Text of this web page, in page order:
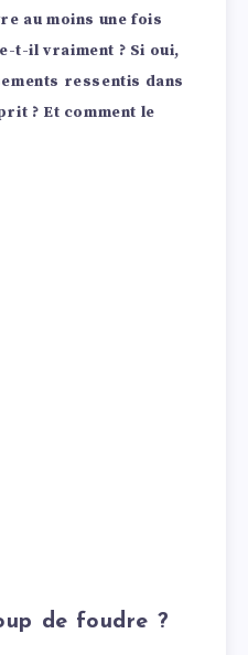
au moins une fois
t-il vraiment ? Si oui,
ressentis dans
? Et comment le
de foudre ?